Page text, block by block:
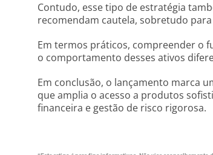
Contudo, esse tipo de estratégia
recomendam cautela, sobretudo
Em termos práticos, compreender o
o comportamento desses ativos
Em conclusão, o lançamento marca
que amplia o acesso a produtos
financeira e gestão de risco rigorosa.